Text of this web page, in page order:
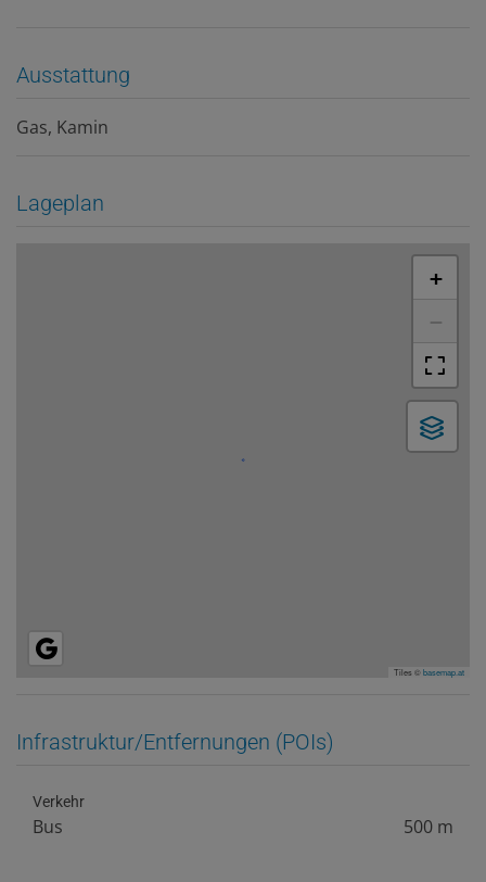
Ausstattung
Gas Kamin
Lageplan
+
−
Tiles ©basemap.at
Infrastruktur/Entfernungen (POIs)
Verkehr
Bus 500 m